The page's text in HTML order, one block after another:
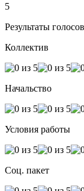
5
Результаты
Коллектив
Начальство
Условия работы
Соц. пакет